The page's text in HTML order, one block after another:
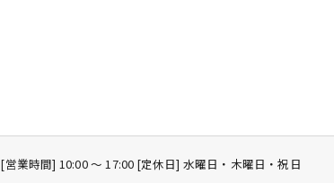
[営業時間] 10:00 ～ 17:00 [定休日] 水曜日・木曜日・祝日